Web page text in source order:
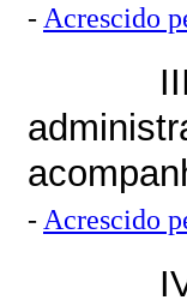
- Acrescido
- Acrescido